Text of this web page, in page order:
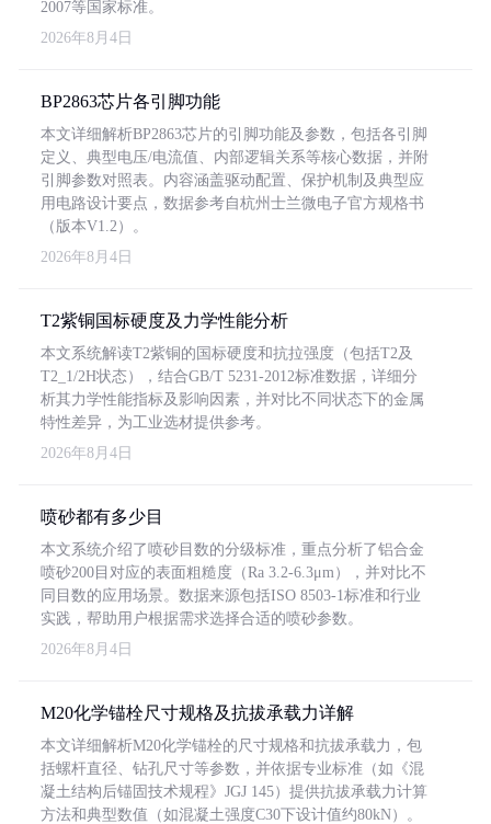
2007等国家标准。
2026年8月4日
BP2863芯片各引脚功能
本文详细解析BP2863芯片的引脚功能及参数，包括各引脚
定义、典型电压/电流值、内部逻辑关系等核心数据，并附
引脚参数对照表。内容涵盖驱动配置、保护机制及典型应
用电路设计要点，数据参考自杭州士兰微电子官方规格书
（版本V1.2）。
2026年8月4日
T2紫铜国标硬度及力学性能分析
本文系统解读T2紫铜的国标硬度和抗拉强度（包括T2及
T2_1/2H状态），结合GB/T 5231-2012标准数据，详细分
析其力学性能指标及影响因素，并对比不同状态下的金属
特性差异，为工业选材提供参考。
2026年8月4日
喷砂都有多少目
本文系统介绍了喷砂目数的分级标准，重点分析了铝合金
喷砂200目对应的表面粗糙度（Ra 3.2-6.3μm），并对比不
同目数的应用场景。数据来源包括ISO 8503-1标准和行业
实践，帮助用户根据需求选择合适的喷砂参数。
2026年8月4日
M20化学锚栓尺寸规格及抗拔承载力详解
本文详细解析M20化学锚栓的尺寸规格和抗拔承载力，包
括螺杆直径、钻孔尺寸等参数，并依据专业标准（如《混
凝土结构后锚固技术规程》JGJ 145）提供抗拔承载力计算
方法和典型数值（如混凝土强度C30下设计值约80kN）。